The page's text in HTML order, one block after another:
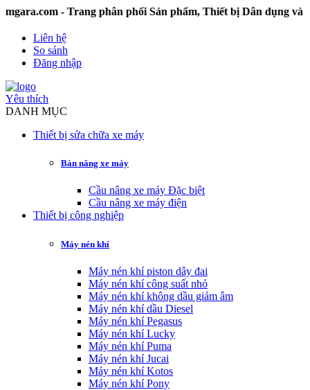
- Trang phân phối Sản phẩm, Thiết bị Dân dụng và Công
Liên hệ
So sánh
Đăng nhập
Yêu thích
DANH MỤC
Thiết bị sửa chữa xe máy
Bàn nâng xe máy
Cầu nâng xe máy Đặc biệt
Cầu nâng xe máy điện
Thiết bị công nghiệp
Máy nén khí
Máy nén khí piston dây đai
Máy nén khí công suất nhỏ
Máy nén khí không dầu giảm âm
Máy nén khí dầu Diesel
Máy nén khí Pegasus
Máy nén khí Lucky
Máy nén khí Puma
Máy nén khí Jucai
Máy nén khí Kotos
Máy nén khí Pony